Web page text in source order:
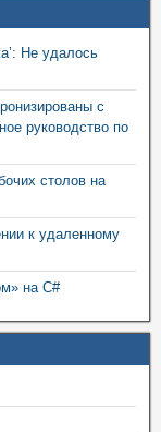
Не удалось
с
руководство по
столов на
к удаленному
на C#